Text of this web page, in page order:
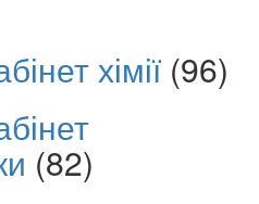
хімії (96)
(82)